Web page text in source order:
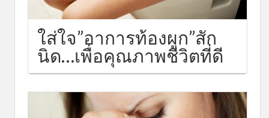
ใส่ใจ”อาการท้องผูก”สัก
นิด…เพื่อคุณภาพชีวิตที่ดี